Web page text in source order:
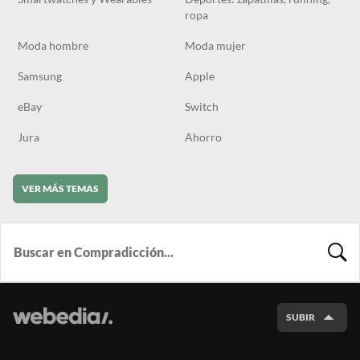
ropa
Moda hombre Moda mujer
Samsung Apple
eBay Switch
Jura Ahorro
VER MÁS TEMAS
SUBIR